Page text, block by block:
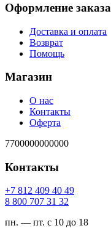
Оформление заказа
Доставка и оплата
Возврат
Помощь
Магазин
О нас
Контакты
Оферта
7700000000000
Контакты
94 04 904 218 7+
23 13 707 008 8
пн. — пт. с 10 до 18